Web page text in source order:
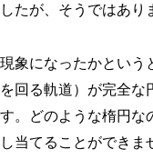
たが、そうではあり
象になったかという
回る軌道）が完全な
。どのような楕円な
当てることができま